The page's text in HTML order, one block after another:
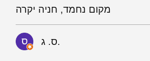
מקום נחמד, חניה יקרה
ס. ג.